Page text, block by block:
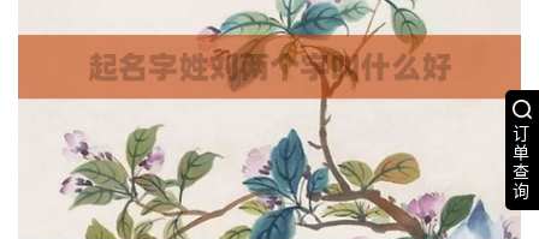
订
单
查
询